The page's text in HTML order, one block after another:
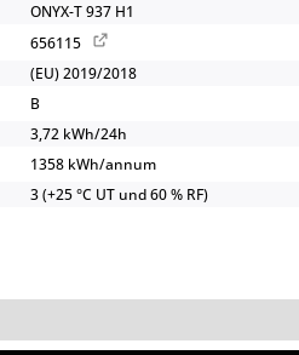
ONYX-T 937 H1
656115
(EU) 2019/2018
B
3,72 kWh/24h
1358 kWh/annum
3 (+25 °C UT und 60 % RF)